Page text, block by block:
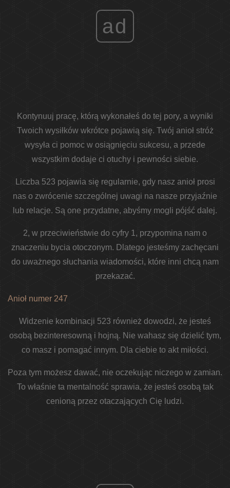
ad
Kontynuuj pracę, którą wykonałeś do tej pory, a wyniki
Twoich wysiłków wkrótce pojawią się. Twój anioł stróż
wysyła ci pomoc w osiągnięciu sukcesu, a przede
wszystkim dodaje ci otuchy i pewności siebie.
Liczba 523 pojawia się regularnie, gdy nasz anioł prosi
nas o zwrócenie szczególnej uwagi na nasze przyjaźnie
lub relacje. Są one przydatne, abyśmy mogli pójść dalej.
2, w przeciwieństwie do cyfry 1, przypomina nam o
znaczeniu bycia otoczonym. Dlatego jesteśmy zachęcani
do uważnego słuchania wiadomości, które inni chcą nam
przekazać.
Anioł numer 247
Widzenie kombinacji 523 również dowodzi, że jesteś
osobą bezinteresowną i hojną. Nie wahasz się dzielić tym,
co masz i pomagać innym. Dla ciebie to akt miłości.
Poza tym możesz dawać, nie oczekując niczego w zamian.
To właśnie ta mentalność sprawia, że ​​jesteś osobą tak
cenioną przez otaczających Cię ludzi.